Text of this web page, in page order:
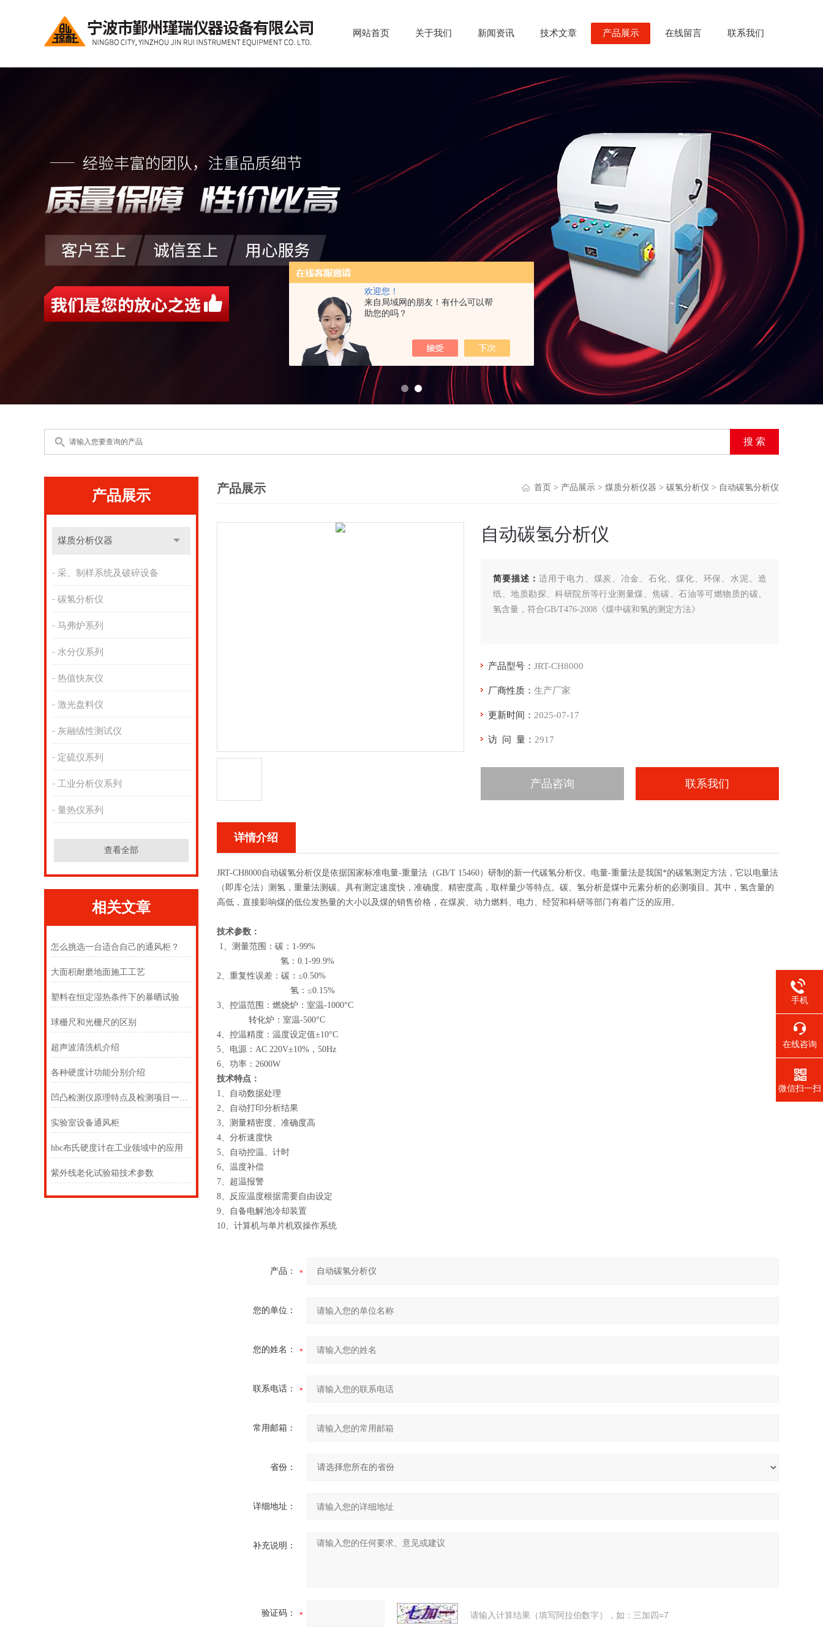
欢迎您！
来自局域网的朋友！有什么可以帮
助您的吗？
网站首页 关于我们 新闻资讯 技术文章 产品展示 在线留言 联系我们
产品展示
煤质分析仪器
采、制样系统及破碎设备
碳氢分析仪
马弗炉系列
水分仪系列
热值快灰仪
激光盘料仪
灰融绒性测试仪
定硫仪系列
工业分析仪系列
量热仪系列
查看全部
相关文章
怎么挑选一台适合自己的通风柜？
大面积耐磨地面施工工艺
塑料在恒定湿热条件下的暴晒试验
球栅尺和光栅尺的区别
超声波清洗机介绍
各种硬度计功能分别介绍
凹凸检测仪原理特点及检测项目一览，来看看吧
实验室设备通风柜
hbc布氏硬度计在工业领域中的应用
紫外线老化试验箱技术参数
产品展示 首页 > 产品展示 > 煤质分析仪器 > 碳氢分析仪 > 自动碳氢分析仪
自动碳氢分析仪
简要描述：适用于电力、煤炭、冶金、石化、煤化、环保、水泥、造
纸、地质勘探、科研院所等行业测量煤、焦碳、石油等可燃物质的碳、
氢含量，符合GB/T476-2008《煤中碳和氢的测定方法》
产品型号：JRT-CH8000
厂商性质：生产厂家
更新时间： 2025-07-17
访 问 量： 2917
产品咨询 联系我们
详情介绍
JRT-CH8000自动碳氢分析仪是依据国家标准电量-重量法（GB/T 15460）研制的新一代碳氢分析仪。电量-重量法是我国*的碳氢测定方法，它以电量法
（即库仑法）测氢，重量法测碳。具有测定速度快，准确度、精密度高，取样量少等特点。碳、氢分析是煤中元素分析的必测项目。其中，氢含量的
高低，直接影响煤的低位发热量的大小以及煤的销售价格，在煤炭、动力燃料、电力、经贸和科研等部门有着广泛的应用。
技术参数：
1、测量范围：碳：1-99%
氢：0.1-99.9%
2、重复性误差：碳：≤0.50%
氢：≤0.15%
3、控温范围：燃烧炉：室温-1000°C
转化炉：室温-500°C
4、控温精度：温度设定值±10°C
5、电源：AC 220V±10%，50Hz
6、功率：2600W
技术特点：
1、自动数据处理
2、自动打印分析结果
3、测量精密度、准确度高
4、分析速度快
5、自动控温、计时
6、温度补偿
7、超温报警
8、反应温度根据需要自由设定
9、自备电解池冷却装置
10、计算机与单片机双操作系统
产品：
您的单位：
您的姓名：
联系电话：
常用邮箱：
省份：
详细地址：
补充说明：
验证码： 请输入计算结果（填写阿拉伯数字），如：三加四=7
手机
在线咨询
微信扫一扫